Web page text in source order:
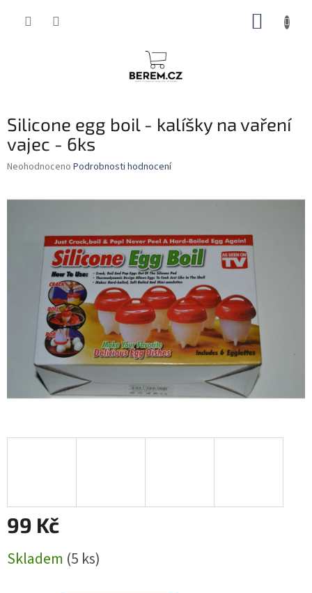
Silicone egg boil - kalíšky na vaření
vajec - 6ks
Průměrné
Neohodnoceno Podrobnosti hodnocení
99 Kč
cena:
Skladem (5 ks)